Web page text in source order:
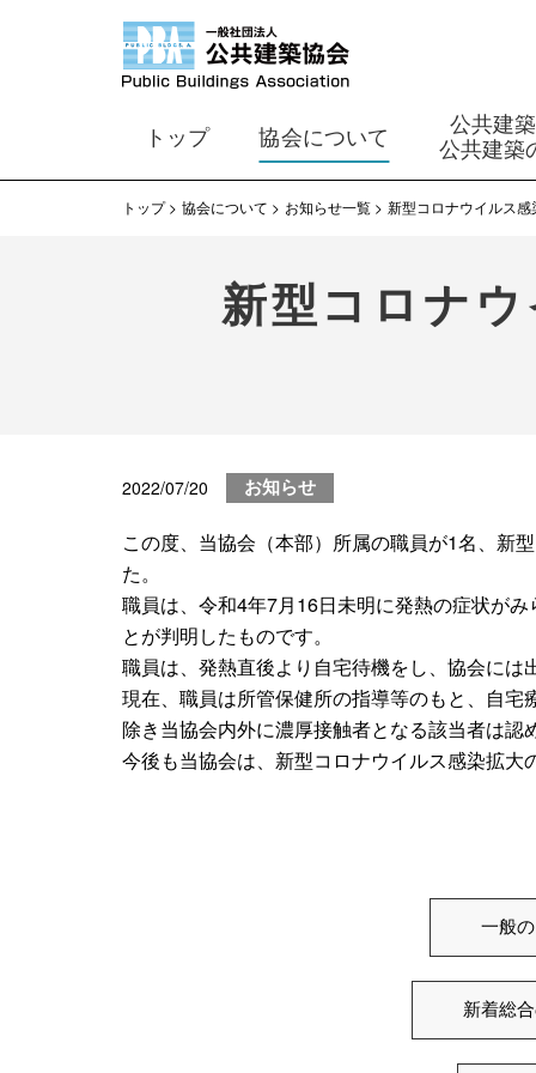
トップ 協会について
公共建
公共建築
トップ 協会について お知らせ一覧 新型コロナウイルス
新型コロナ
2022/07/20 お知らせ
この度、当協会（本部）所属の職員が1名、新
た。
職員は、令和4年7月16日未明に発熱の症状が
とが判明したものです。
職員は、発熱直後より自宅待機をし、協会には
現在、職員は所管保健所の指導等のもと、自
除き当協会内外に濃厚接触者となる該当者は認
今後も当協会は、新型コロナウイルス感染拡
一般
新着総